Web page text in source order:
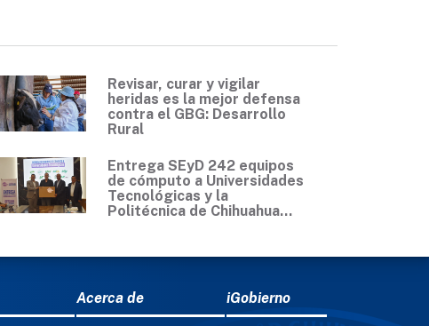
Revisar, curar y vigilar
heridas es la mejor defensa
contra el GBG: Desarrollo
Rural
Entrega SEyD 242 equipos
de cómputo a Universidades
Tecnológicas y la
Politécnica de Chihuahua...
Acerca de iGobierno